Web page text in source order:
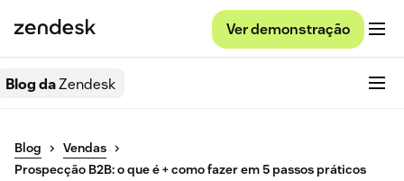
Ver demonstração
Blog daZendesk
Blog
Vendas
Prospecção B2B: o que é + como fazer em 5 passos práticos